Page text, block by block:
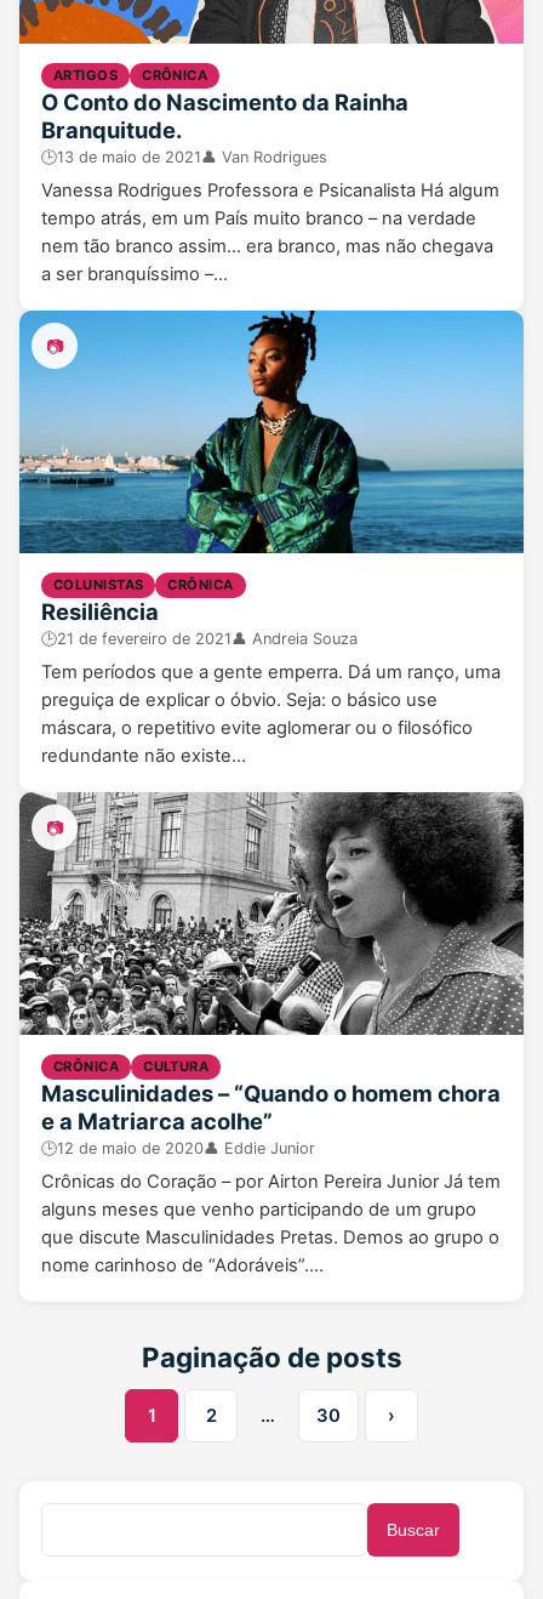
ARTIGOS CRÔNICA
O Conto do Nascimento da Rainha
Branquitude.
🕒13 de maio de 2021👤 Van Rodrigues
Vanessa Rodrigues Professora e Psicanalista Há algum
tempo atrás, em um País muito branco – na verdade
nem tão branco assim… era branco, mas não chegava
a ser branquíssimo –…
📷
COLUNISTAS CRÔNICA
Resiliência
🕒21 de fevereiro de 2021👤 Andreia Souza
Tem períodos que a gente emperra. Dá um ranço, uma
preguiça de explicar o óbvio. Seja: o básico use
máscara, o repetitivo evite aglomerar ou o filosófico
redundante não existe…
📷
CRÔNICA CULTURA
Masculinidades – “Quando o homem chora
e a Matriarca acolhe”
🕒12 de maio de 2020👤 Eddie Junior
Crônicas do Coração – por Airton Pereira Junior Já tem
alguns meses que venho participando de um grupo
que discute Masculinidades Pretas. Demos ao grupo o
nome carinhoso de “Adoráveis”.…
Paginação de posts
1 2 … 30 ›
Buscar